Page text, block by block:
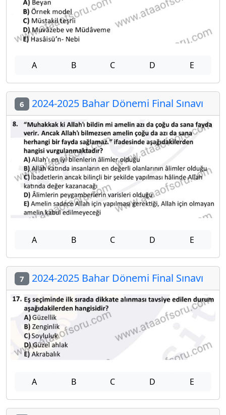
A B C D E
6 2024-2025 Bahar Dönemi Final Sınavı
A B C D E
7 2024-2025 Bahar Dönemi Final Sınavı
A B C D E